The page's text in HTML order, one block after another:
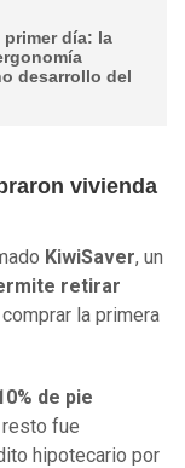
primer día: la
desarrollo del
vivienda
KiwiSaver, un
retirar
la primera
de pie
resto fue
hipotecario por